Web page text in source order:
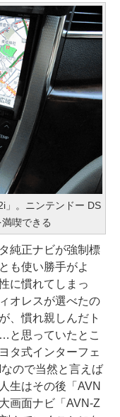
」。ニンテンドー DS
喫できる
純正ナビが強制標
も使い勝手がよ
に慣れてしまっ
オレスが選べたの
、慣れ親しんだト
と思っていたとこ
タ式インターフェ
ので当然と言えば
生はその後「AVN
画面ナビ「AVN-Z